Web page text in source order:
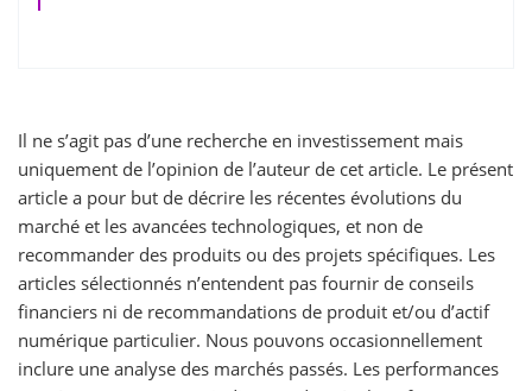
Il ne s’agit pas d’une recherche en investissement mais
uniquement de l’opinion de l’auteur de cet article. Le présent
article a pour but de décrire les récentes évolutions du
marché et les avancées technologiques, et non de
recommander des produits ou des projets spécifiques. Les
articles sélectionnés n’entendent pas fournir de conseils
financiers ni de recommandations de produit et/ou d’actif
numérique particulier. Nous pouvons occasionnellement
inclure une analyse des marchés passés. Les performances